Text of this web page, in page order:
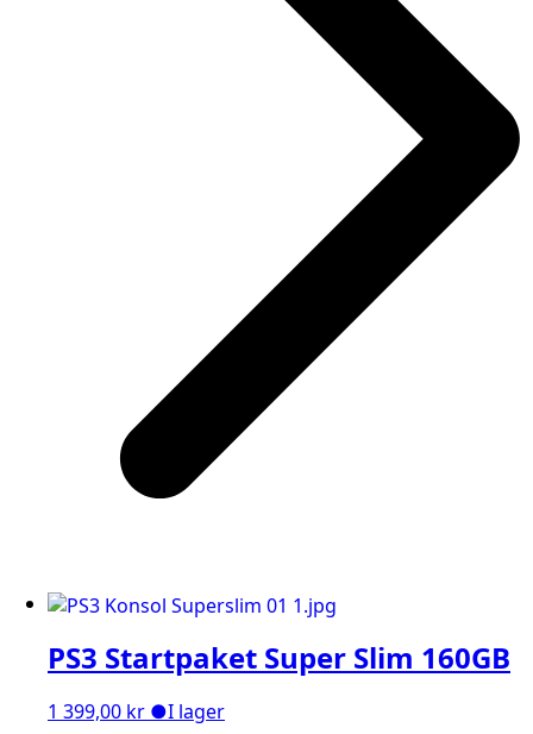
PS3 Startpaket Super Slim 160GB
1 399,00 kr ●I lager